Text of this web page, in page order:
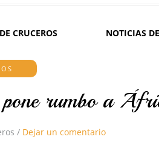
CRUCEROS NOTICIAS
rumbo a
/ Dejar un comentario